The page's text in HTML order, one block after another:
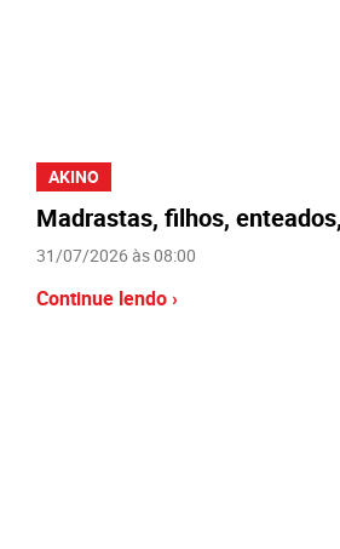
AKINO
Madrastas, filhos,
31/07/2026 às 08:00
Continue lendo ›